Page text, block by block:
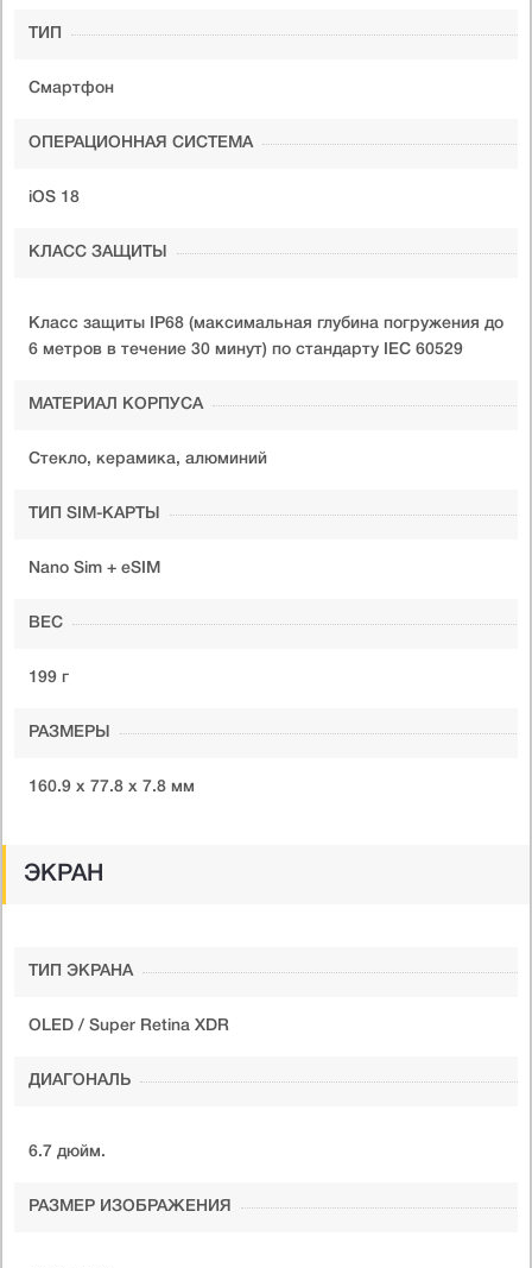
ТИП
Смартфон
ОПЕРАЦИОННАЯ СИСТЕМА
iOS 18
КЛАСС ЗАЩИТЫ
Класс защиты IP68 (максимальная глубина погружения до
6 метров в течение 30 минут) по стандарту IEC 60529
МАТЕРИАЛ КОРПУСА
Стекло, керамика, алюминий
ТИП SIM-КАРТЫ
Nano Sim + eSIM
ВЕС
199 г
РАЗМЕРЫ
160.9 x 77.8 x 7.8 мм
ЭКРАН
ТИП ЭКРАНА
OLED / Super Retina XDR
ДИАГОНАЛЬ
6.7 дюйм.
РАЗМЕР ИЗОБРАЖЕНИЯ